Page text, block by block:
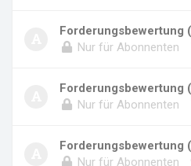
Forderungsbewertung
Nur für Abonnenten
Forderungsbewertung
Nur für Abonnenten
Forderungsbewertung
Nur für Abonnenten